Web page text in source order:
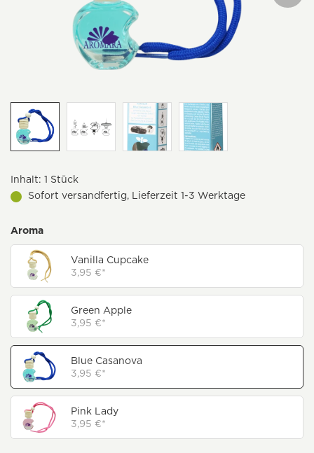
Inhalt: 1 Stück
Sofort versandfertig, Lieferzeit 1-3 Werktage
Aroma
Vanilla Cupcake
3,95 €*
Green Apple
3,95 €*
Blue Casanova
3,95 €*
Pink Lady
3,95 €*